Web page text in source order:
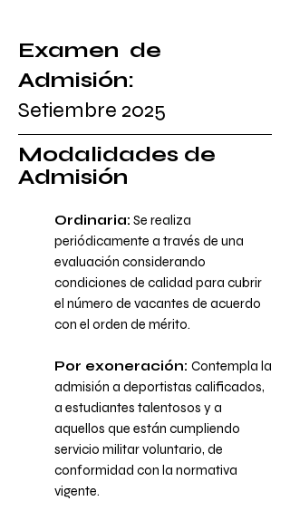
Examen de
Admisión:
Setiembre 2025
​Modalidades de
Admisión
Ordinaria: Se realiza
periódicamente a través de una
evaluación considerando
condiciones de calidad para cubrir
el número de vacantes de acuerdo
con el orden de mérito.
Por exoneración: Contempla la
admisión a deportistas calificados,
a estudiantes talentosos y a
aquellos que están cumpliendo
servicio militar voluntario, de
conformidad con la normativa
vigente.